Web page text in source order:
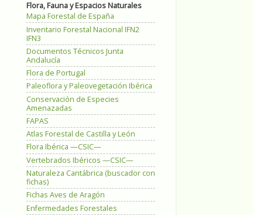
Flora, Fauna y Espacios Naturales
Mapa Forestal de España
Inventario Forestal Nacional IFN2
IFN3
Documentos Técnicos Junta
Andalucía
Flora de Portugal
Paleoflora y Paleovegetación Ibérica
Conservación de Especies
Amenazadas
FAPAS
Atlas Forestal de Castilla y León
Flora Ibérica —CSIC—
Vertebrados Ibéricos —CSIC—
Naturaleza Cantábrica (buscador con
fichas)
Fichas Aves de Aragón
Enfermedades Forestales